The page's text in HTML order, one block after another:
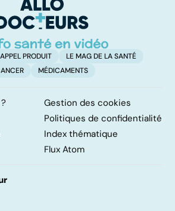
PRODUIT
LE MAG DE LA SANTÉ
MÉDICAMENTS
Gestion des cookies
Politiques de confidentialité
Index thématique
Flux Atom